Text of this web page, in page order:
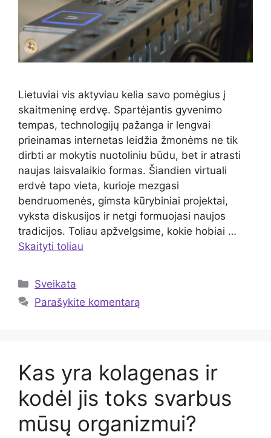
Lietuviai vis aktyviau kelia savo pomėgius į
skaitmeninę erdvę. Spartėjantis gyvenimo
tempas, technologijų pažanga ir lengvai
prieinamas internetas leidžia žmonėms ne tik
dirbti ar mokytis nuotoliniu būdu, bet ir atrasti
naujas laisvalaikio formas. Šiandien virtuali
erdvė tapo vieta, kurioje mezgasi
bendruomenės, gimsta kūrybiniai projektai,
vyksta diskusijos ir netgi formuojasi naujos
tradicijos. Toliau apžvelgsime, kokie hobiai …
Skaityti toliau
Kategorijos
Sveikata
Parašykite komentarą
Kas yra kolagenas ir
kodėl jis toks svarbus
mūsų organizmui?